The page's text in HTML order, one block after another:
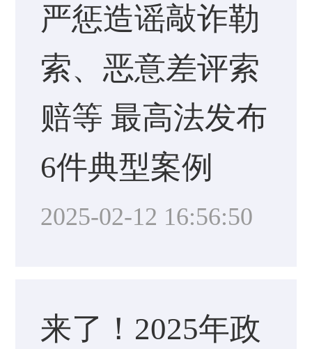
严惩造谣敲诈勒
索、恶意差评索
赔等 最高法发布
6件典型案例
2025-02-12 16:56:50
来了！2025年政